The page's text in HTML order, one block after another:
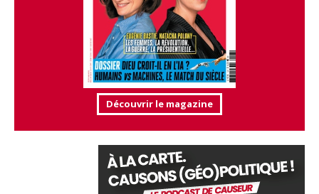
Découvrir le magazine